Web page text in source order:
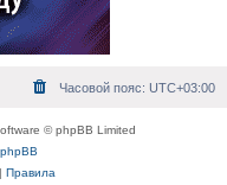
Часовой пояс: UTC+03:00
© phpBB Limited
Правила